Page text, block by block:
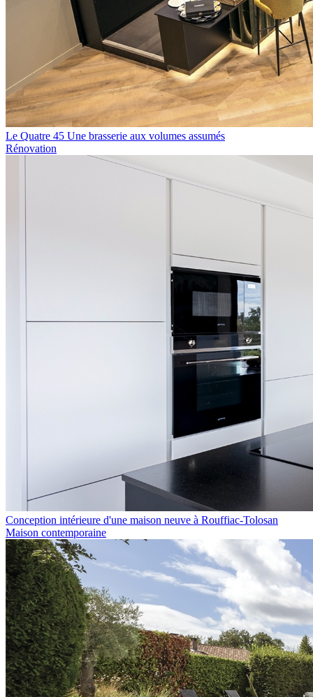
Le Quatre 45 Une brasserie aux volumes assumés
Rénovation
Conception intérieure d'une maison neuve à Rouffiac-Tolosan
Maison contemporaine